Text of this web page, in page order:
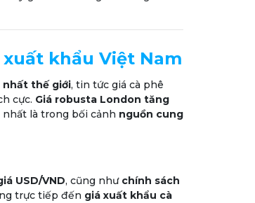
khẩu Việt Nam
nhất thế giới, tin tức giá cà phê
cực. Giá robusta London tăng
là trong bối cảnh nguồn cung
USD/VND, cũng như chính sách
trực tiếp đến giá xuất khẩu cà